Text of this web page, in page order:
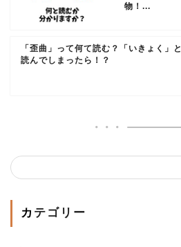
物！...
「歪曲」って何て読む？「いきょく」と
読んでしまったら！？
カテゴリー